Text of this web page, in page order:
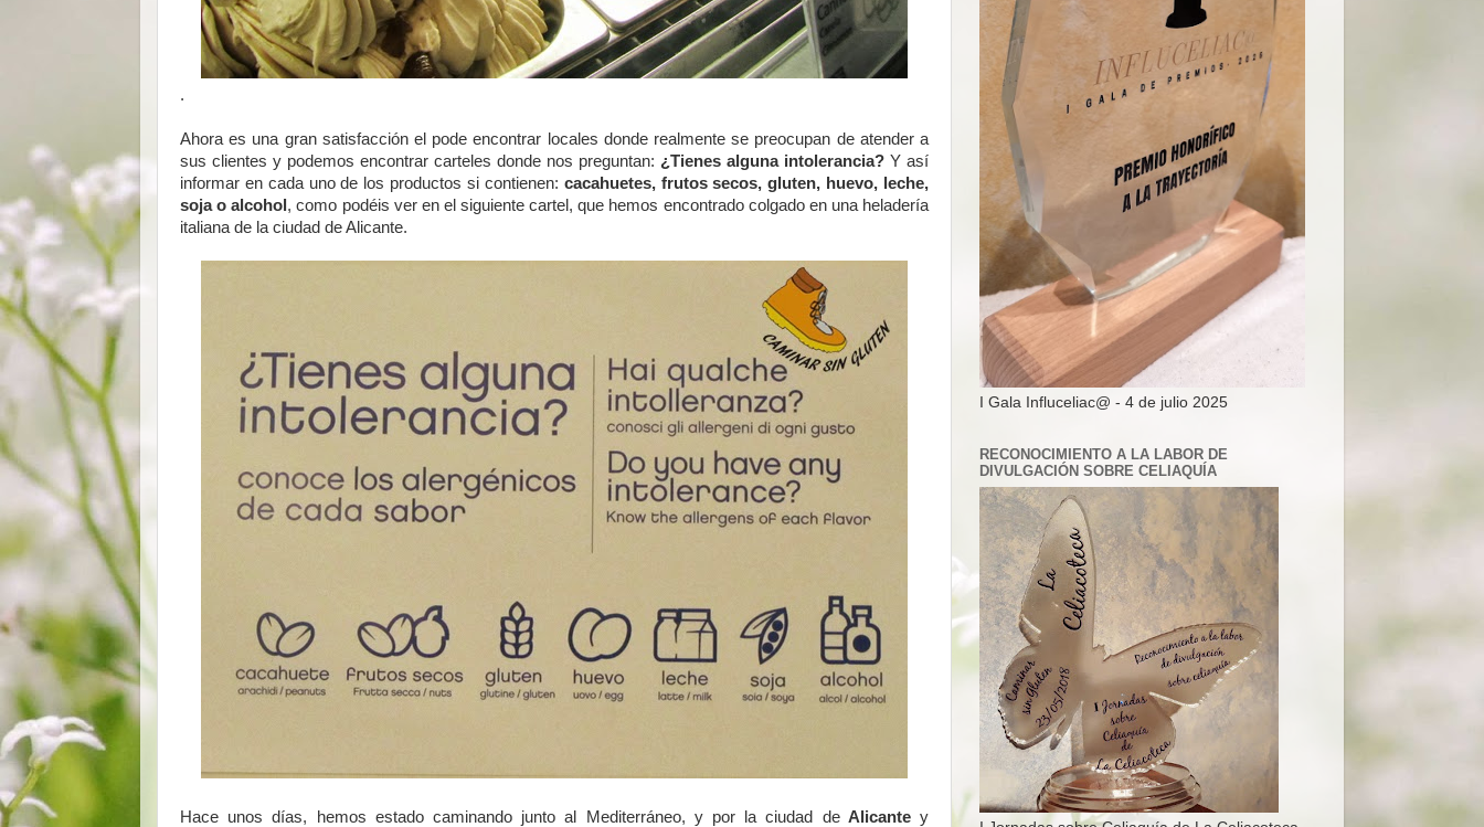
.
Ahora es una gran satisfacción el pode encontrar locales donde realmente se preocupan de atender a
sus clientes y podemos encontrar carteles donde nos preguntan: ¿Tienes alguna intolerancia? Y así
informar en cada uno de los productos si contienen: cacahuetes, frutos secos, gluten, huevo, leche,
soja o alcohol , como podéis ver en el siguiente cartel, que hemos encontrado colgado en una heladería
italiana de la ciudad de Alicante.
Hace unos días, hemos estado caminando junto al Mediterráneo, y por la ciudad deAlicantey
I Gala Influceliac@ - 4 de julio 2025
RECONOCIMIENTO A LA LABOR DE
DIVULGACIÓN SOBRE CELIAQUÍA